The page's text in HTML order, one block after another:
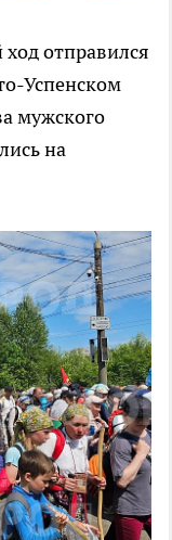
отправился
Успенском
мужского
на